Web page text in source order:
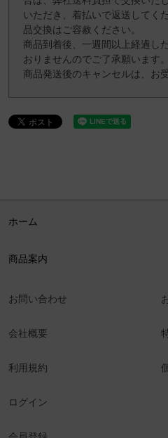
いただき、着払いで返送してく
品交換はご容赦ください。
商品到着後、一週間以上経過し
おりませんのでご了承願います。
商品発送後のキャンセルは、お
ホーム
商品案内
お問い合わせ
会社概要
利用規約
ログイン